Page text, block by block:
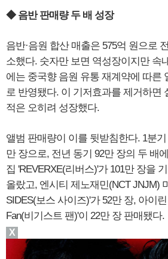
◆ 음반 판매량 두 배 성장
음반·음원 합산 매출은 575억 원으로
소했다. 숫자만 보면 역성장이지만 속
에는 중국향 음원 유통 재계약에 따른
로 반영됐다. 이 기저효과를 제거하면
적은 오히려 성장했다.
앨범 판매량이 이를 뒷받침한다. 1분
만 장으로, 전년 동기 92만 장의 두 배
집 'REVERXE(리버스)'가 101만 장을
올랐고, 엔시티 제노재민(NCT JNJM)
SIDES(보스 사이즈)'가 52만 장, 아이
Fan(비기스트 팬)'이 22만 장 판매됐다.
X